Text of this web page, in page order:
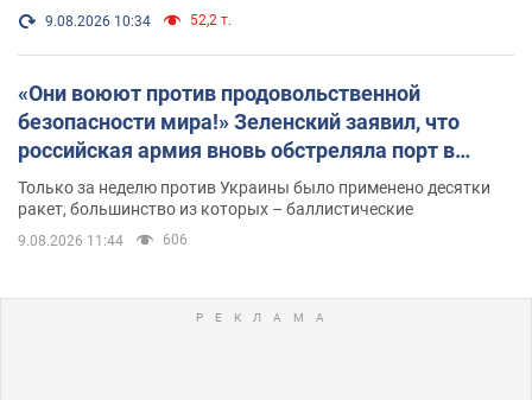
9.08.2026 10:34 52,2 т.
«Они воюют против продовольственной
безопасности мира!» Зеленский заявил, что
российская армия вновь обстреляла порт в
Одессе
Только за неделю против Украины было применено десятки
ракет, большинство из которых – баллистические
9.08.2026 11:44 606